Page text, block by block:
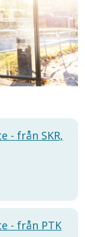
- från SKR,
- från PTK